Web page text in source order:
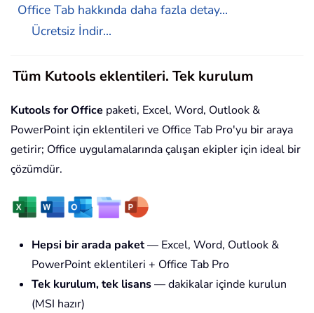
Office Tab hakkında daha fazla detay...
Ücretsiz İndir...
Tüm Kutools eklentileri. Tek kurulum
Kutools for Office paketi, Excel, Word, Outlook &
PowerPoint için eklentileri ve Office Tab Pro'yu bir araya
getirir; Office uygulamalarında çalışan ekipler için ideal bir
çözümdür.
Hepsi bir arada paket— Excel, Word, Outlook &
PowerPoint eklentileri + Office Tab Pro
Tek kurulum, tek lisans— dakikalar içinde kurulun
(MSI hazır)